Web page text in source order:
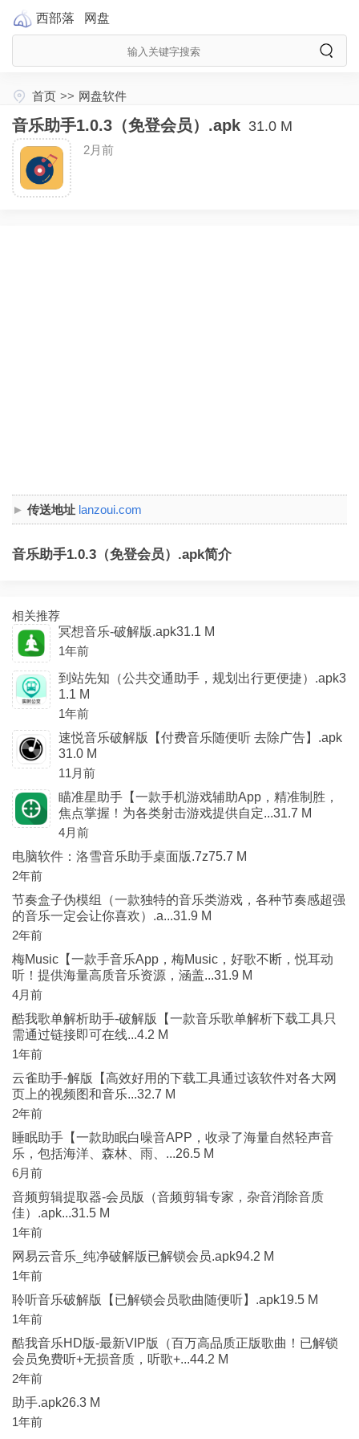
西部落 网盘
首页 >> 网盘软件
音乐助手1.0.3（免登会员）.apk 31.0 M
2月前
传送地址 lanzoui.com
音乐助手1.0.3（免登会员）.apk简介
相关推荐
冥想音乐-破解版.apk31.1 M
1年前
到站先知（公共交通助手，规划出行更便捷）.apk3
1.1 M
1年前
速悦音乐破解版【付费音乐随便听 去除广告】.apk
31.0 M
11月前
瞄准星助手【一款手机游戏辅助App，精准制胜，
焦点掌握！为各类射击游戏提供自定...31.7 M
4月前
电脑软件：洛雪音乐助手桌面版.7z75.7 M
2年前
节奏盒子伪模组（一款独特的音乐类游戏，各种节奏感超强
的音乐一定会让你喜欢）.a...31.9 M
2年前
梅Music【一款手音乐App，梅Music，好歌不断，悦耳动
听！提供海量高质音乐资源，涵盖...31.9 M
4月前
酷我歌单解析助手-破解版【一款音乐歌单解析下载工具只
需通过链接即可在线...4.2 M
1年前
云雀助手-解版【高效好用的下载工具通过该软件对各大网
页上的视频图和音乐...32.7 M
2年前
睡眠助手【一款助眠白噪音APP，收录了海量自然轻声音
乐，包括海洋、森林、雨、...26.5 M
6月前
音频剪辑提取器-会员版（音频剪辑专家，杂音消除音质
佳）.apk...31.5 M
1年前
网易云音乐_纯净破解版已解锁会员.apk94.2 M
1年前
聆听音乐破解版【已解锁会员歌曲随便听】.apk19.5 M
1年前
酷我音乐HD版-最新VIP版（百万高品质正版歌曲！已解锁
会员免费听+无损音质，听歌+...44.2 M
2年前
助手.apk26.3 M
1年前